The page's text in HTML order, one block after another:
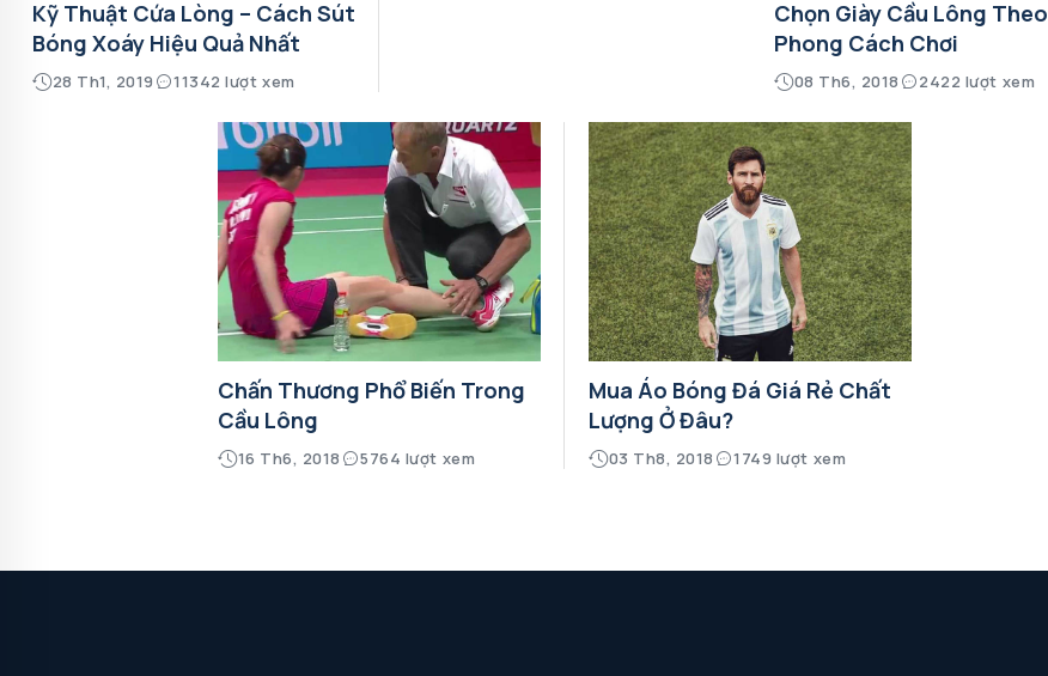
Kỹ Thuật Cứa Lòng – Cách Sút
Bóng Xoáy Hiệu Quả Nhất
28 Th1, 2019 11342 lượt xem
Chọn Giày Cầu Lông Theo
Phong Cách Chơi
08 Th6, 2018 2422 lượt xem
Chấn Thương Phổ Biến Trong
Cầu Lông
16 Th6, 2018 5764 lượt xem
Mua Áo Bóng Đá Giá Rẻ Chất
Lượng Ở Đâu?
03 Th8, 2018 1749 lượt xem